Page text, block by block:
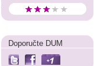
Doporučte DUM